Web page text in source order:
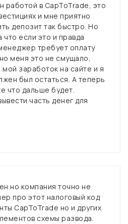
работой в CapToTrade, это
и мне приятно
депозит так быстро. Но
если это и правда
требует оплату
меня это не смущало,
заработок на сайте и я
был остаться. А теперь
что дальше будет.
часть денег для
но компания точно не
про этот налоговый код
CapToTrade но и других
схемы развода.